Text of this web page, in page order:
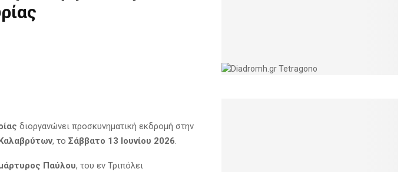
διοργανώνει προσκυνηματική εκδρομή στην
, το Σάββατο 13 Ιουνίου 2026.
Παύλου, του εν Τριπόλει